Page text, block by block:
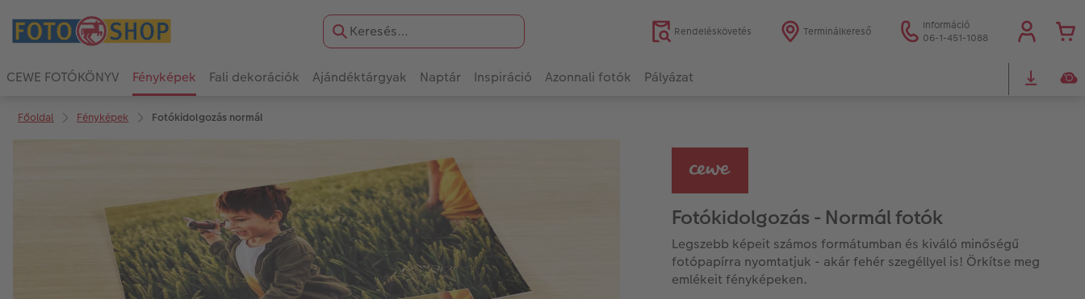
Rendeléskövetés Terminálkereső
Információ
06-1-451-1088
CEWE FOTÓKÖNYV Fényképek Fali dekorációk Ajándéktárgyak Naptár Inspiráció Azonnali fotók Pályázat
Főoldal Fényképek Fotókidolgozás normál
Fotókidolgozás - Normál fotók
Legszebb képeit számos formátumban és kiváló minőségű
fotópapírra nyomtatjuk - akár fehér szegéllyel is! Örkítse meg
emlékeit fényképeken.